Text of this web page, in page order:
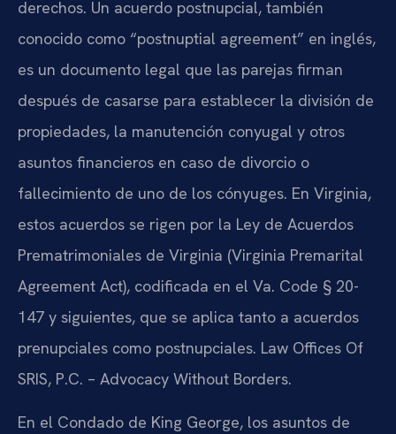
derechos. Un acuerdo postnupcial, también
conocido como “postnuptial agreement” en inglés,
es un documento legal que las parejas firman
después de casarse para establecer la división de
propiedades, la manutención conyugal y otros
asuntos financieros en caso de divorcio o
fallecimiento de uno de los cónyuges. En Virginia,
estos acuerdos se rigen por la Ley de Acuerdos
Prematrimoniales de Virginia (Virginia Premarital
Agreement Act), codificada en el Va. Code § 20-
147 y siguientes, que se aplica tanto a acuerdos
prenupciales como postnupciales. Law Offices Of
SRIS, P.C. – Advocacy Without Borders.
En el Condado de King George, los asuntos de